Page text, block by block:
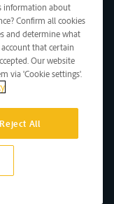
in gewone
te kunnen doen;
dat wil zeggen in
1.
niet in de
van dit artikel,
trimligging,
verschil in
worden
bij de ledige
information about
Confirm all cookies
and determine what
that certain
Our website
via 'Cookie settings'.
Reject All